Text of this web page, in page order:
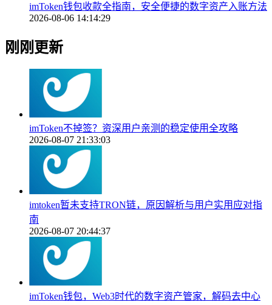
imToken钱包收款全指南，安全便捷的数字资产入账方法
2026-08-06 14:14:29
刚刚更新
imToken不掉签？资深用户亲测的稳定使用全攻略
2026-08-07 21:33:03
imtoken暂未支持TRON链，原因解析与用户实用应对指
南
2026-08-07 20:44:37
imToken钱包，Web3时代的数字资产管家，解码去中心